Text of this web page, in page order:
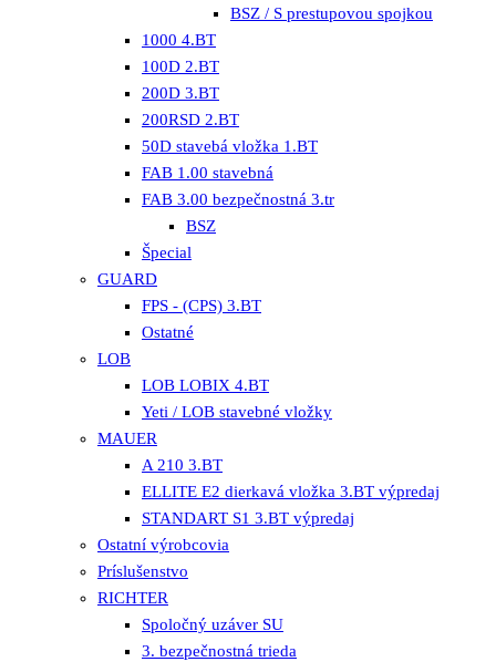
BSZ / S prestupovou spojkou
1000 4.BT
100D 2.BT
200D 3.BT
200RSD 2.BT
50D stavebá vložka 1.BT
FAB 1.00 stavebná
FAB 3.00 bezpečnostná 3.tr
BSZ
Špecial
GUARD
FPS - (CPS) 3.BT
Ostatné
LOB
LOB LOBIX 4.BT
Yeti / LOB stavebné vložky
MAUER
A 210 3.BT
ELLITE E2 dierkavá vložka 3.BT výpredaj
STANDART S1 3.BT výpredaj
Ostatní výrobcovia
Príslušenstvo
RICHTER
Spoločný uzáver SU
3. bezpečnostná trieda